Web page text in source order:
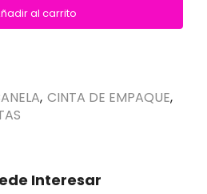
al carrito
, CINTA DE EMPAQUE,
Interesar